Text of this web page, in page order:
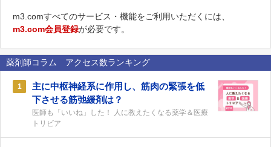
m3.comすべてのサービス・機能をご利用いただくには、
m3.com会員登録が必要です。
薬剤師コラム アクセス数ランキング
1
主に中枢神経系に作用し、筋肉の緊張を低
下させる筋弛緩剤は？
医師も「いいね」した！ 人に教えたくなる薬学＆医療
トリビア